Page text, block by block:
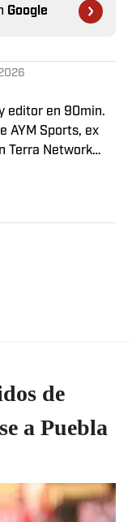
Google
editor en 90min.
AYM Sports, ex
Terra Network
de
a Puebla